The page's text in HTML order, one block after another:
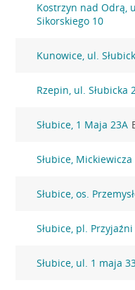
Kostrzyn nad Odrą,
Sikorskiego 10
Kunowice, ul.
Rzepin, ul. Słubicka
Słubice, 1 Maja 23A
Słubice, Mickiewicza
Słubice, os.
Słubice, pl.
Słubice, ul. 1 maja